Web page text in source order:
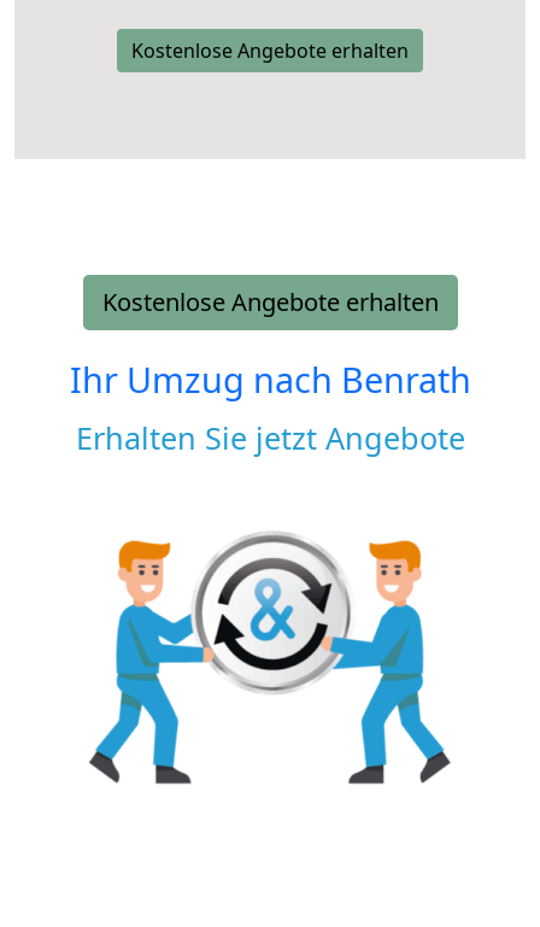
Kostenlose Angebote erhalten
Kostenlose Angebote erhalten
Ihr Umzug nach Benrath
Erhalten Sie jetzt Angebote